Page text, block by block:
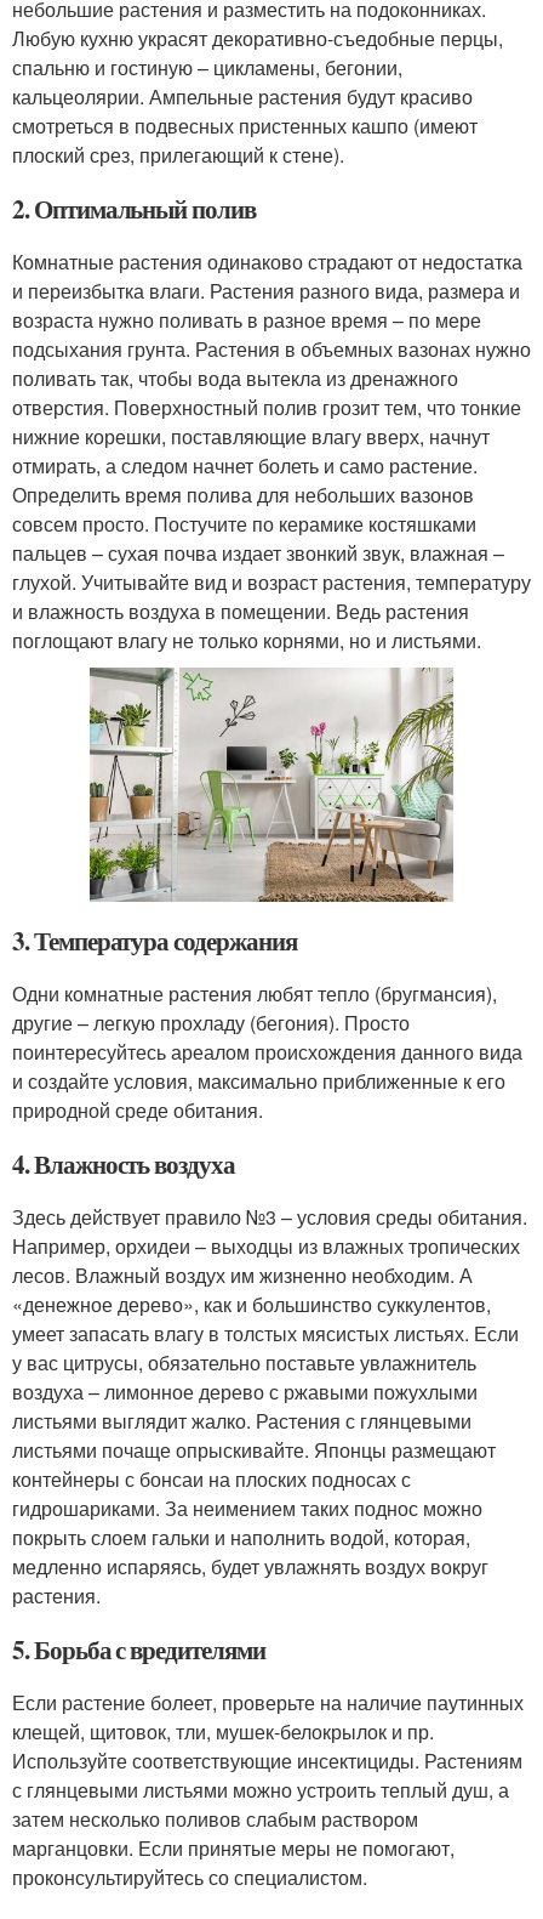
небольшие растения и разместить на подоконниках.
Любую кухню украсят декоративно-съедобные перцы,
спальню и гостиную – цикламены, бегонии,
кальцеолярии. Ампельные растения будут красиво
смотреться в подвесных пристенных кашпо (имеют
плоский срез, прилегающий к стене).
2. Оптимальный полив
Комнатные растения одинаково страдают от недостатка
и переизбытка влаги. Растения разного вида, размера и
возраста нужно поливать в разное время – по мере
подсыхания грунта. Растения в объемных вазонах нужно
поливать так, чтобы вода вытекла из дренажного
отверстия. Поверхностный полив грозит тем, что тонкие
нижние корешки, поставляющие влагу вверх, начнут
отмирать, а следом начнет болеть и само растение.
Определить время полива для небольших вазонов
совсем просто. Постучите по керамике костяшками
пальцев – сухая почва издает звонкий звук, влажная –
глухой. Учитывайте вид и возраст растения, температуру
и влажность воздуха в помещении. Ведь растения
поглощают влагу не только корнями, но и листьями.
3. Температура содержания
Одни комнатные растения любят тепло (бругмансия),
другие – легкую прохладу (бегония). Просто
поинтересуйтесь ареалом происхождения данного вида
и создайте условия, максимально приближенные к его
природной среде обитания.
4. Влажность воздуха
Здесь действует правило №3 – условия среды обитания.
Например, орхидеи – выходцы из влажных тропических
лесов. Влажный воздух им жизненно необходим. А
«денежное дерево», как и большинство суккулентов,
умеет запасать влагу в толстых мясистых листьях. Если
у вас цитрусы, обязательно поставьте увлажнитель
воздуха – лимонное дерево с ржавыми пожухлыми
листьями выглядит жалко. Растения с глянцевыми
листьями почаще опрыскивайте. Японцы размещают
контейнеры с бонсаи на плоских подносах с
гидрошариками. За неимением таких поднос можно
покрыть слоем гальки и наполнить водой, которая,
медленно испаряясь, будет увлажнять воздух вокруг
растения.
5. Борьба с вредителями
Если растение болеет, проверьте на наличие паутинных
клещей, щитовок, тли, мушек-белокрылок и пр.
Используйте соответствующие инсектициды. Растениям
с глянцевыми листьями можно устроить теплый душ, а
затем несколько поливов слабым раствором
марганцовки. Если принятые меры не помогают,
проконсультируйтесь со специалистом.